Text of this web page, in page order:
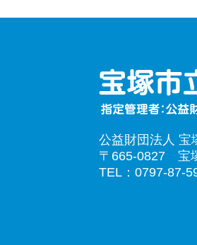
公益財団法人 宝
〒665-0827 宝
TEL：0797-87-